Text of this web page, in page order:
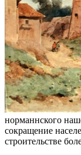
норманнского
сокращение
строительстве